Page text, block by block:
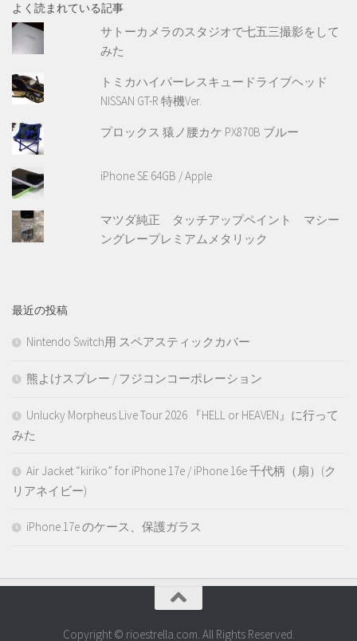
よく読まれている記事
サトーカメラのスタジオで七五三撮影をして
みた
トミカハイパーレスキュードライブヘッド
NISSAN GT-R 特機Ver.
プロックス 猿ノ腰カケ PX870B ブルー
iPhone SE 64GB / Apple
マツダ純正 タッチアップペイント マシー
ングレープレミアムメタリック
最近の投稿
Nintendo Switch用 スペアスティックカバー
熊よけスプレー / フジコンコーポレーション
Unlucky Morpheus Live Tour 2026 『HELL or HEAVEN』に行って
みた
Air Jacket “kiriko” for iPhone 17e / iPhone 16e 千代柄（扇）(ク
リアネイビー)
iPhone 17e のケース、保護ガラス
Copyright © rioestrella.com. All Rights Reserved.